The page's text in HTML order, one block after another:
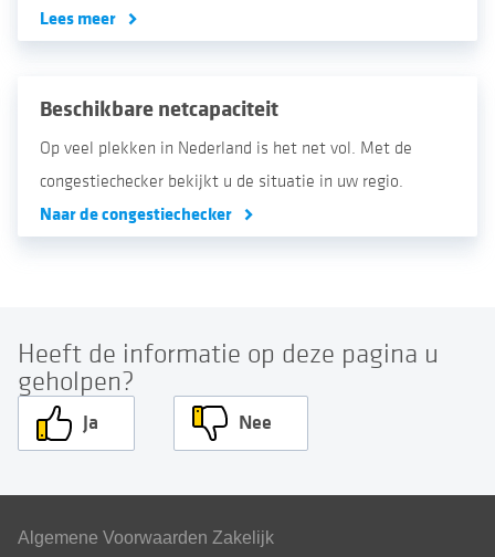
Lees meer
Beschikbare netcapaciteit
Op veel plekken in Nederland is het net vol. Met de
congestiechecker bekijkt u de situatie in uw regio.
Naar de congestiechecker
Heeft de informatie op deze pagina u
geholpen?
Ja Nee
Algemene Voorwaarden Zakelijk